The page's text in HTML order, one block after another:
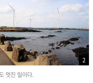
2
멋진 일이다.